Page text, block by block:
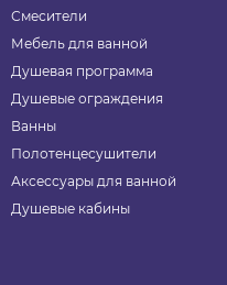
Смесители
Мебель для ванной
Душевая программа
Душевые ограждения
Ванны
Полотенцесушители
Аксессуары для ванной
Душевые кабины